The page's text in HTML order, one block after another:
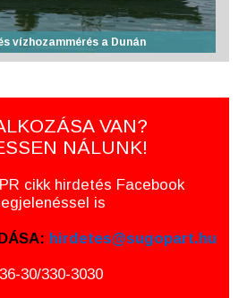
vízhozammérés a Dunán
VAN?
NÁLUNK!
cikk hirdetés Facebook
is
hirdetes@sugopart.hu
30/330-3030